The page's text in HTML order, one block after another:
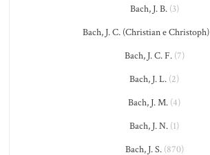
Bach, J. B.(3)
Bach, J. C. (Christian e Christoph)
Bach, J. C. F.(7)
Bach, J. L. (2)
Bach, J. M. (4)
Bach, J. N. (1)
Bach, J. S.(870)